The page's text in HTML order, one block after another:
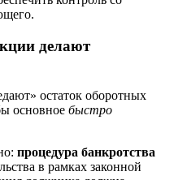
делают
остаток оборотных
основное быстро
процедура банкротства
в рамках законной